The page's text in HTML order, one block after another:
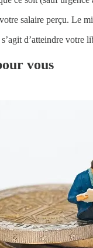
salaire perçu. Le
d’atteindre votre
vous